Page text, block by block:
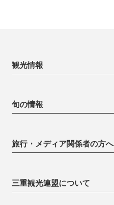
観光情報
旬の情報
旅行・メディア関係者の方へ
三重観光連盟について